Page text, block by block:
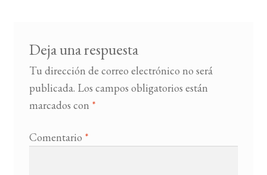
Deja una respuesta
Tu dirección de correo electrónico no será
publicada. Los campos obligatorios están
marcados con *
Comentario *